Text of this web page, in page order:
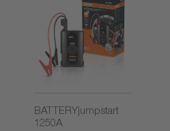
BATTERYjumpstart
1250A